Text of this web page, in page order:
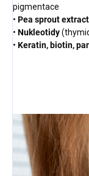
pigmentace
• Pea sprout extract
• Nukleotidy
• Keratin, biotin,